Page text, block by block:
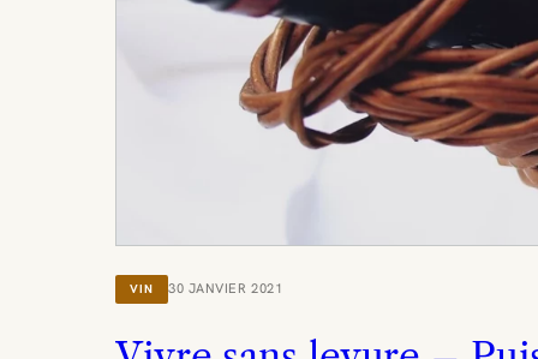
VIN 30 JANVIER 2021